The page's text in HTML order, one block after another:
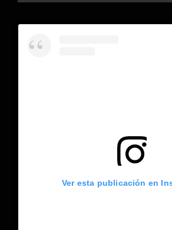
Ver esta publicación en